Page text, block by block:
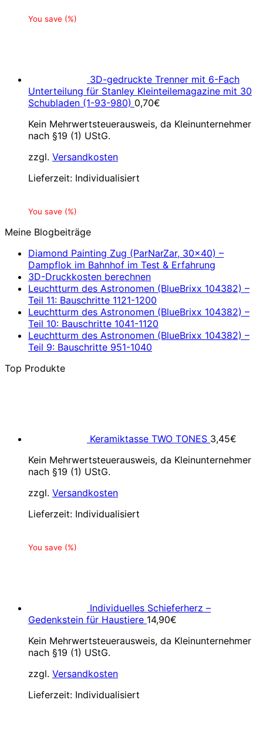
You save (%)
3D-gedruckte Trenner mit 6-Fach
Unterteilung für Stanley Kleinteilemagazine mit 30
Schubladen (1-93-980) 0,70€
Kein Mehrwertsteuerausweis, da Kleinunternehmer
nach §19 (1) UStG.
zzgl. Versandkosten
Lieferzeit: Individualisiert
You save (%)
Meine Blogbeiträge
Diamond Painting Zug (ParNarZar, 30×40) –
Dampflok im Bahnhof im Test & Erfahrung
3D-Druckkosten berechnen
Leuchtturm des Astronomen (BlueBrixx 104382) –
Teil 11: Bauschritte 1121-1200
Leuchtturm des Astronomen (BlueBrixx 104382) –
Teil 10: Bauschritte 1041-1120
Leuchtturm des Astronomen (BlueBrixx 104382) –
Teil 9: Bauschritte 951-1040
Top Produkte
Keramiktasse TWO TONES 3,45€
Kein Mehrwertsteuerausweis, da Kleinunternehmer
nach §19 (1) UStG.
zzgl. Versandkosten
Lieferzeit: Individualisiert
You save (%)
Individuelles Schieferherz –
Gedenkstein für Haustiere 14,90€
Kein Mehrwertsteuerausweis, da Kleinunternehmer
nach §19 (1) UStG.
zzgl. Versandkosten
Lieferzeit: Individualisiert